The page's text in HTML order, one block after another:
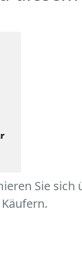
Sie sich